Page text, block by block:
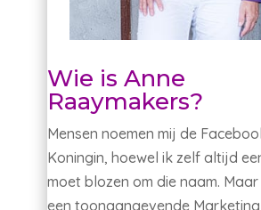
Wie is Anne
Raaymakers?
Mensen noemen mij de
Koningin, hoewel ik zelf altijd
moet blozen om die naam.
een toonaangevende